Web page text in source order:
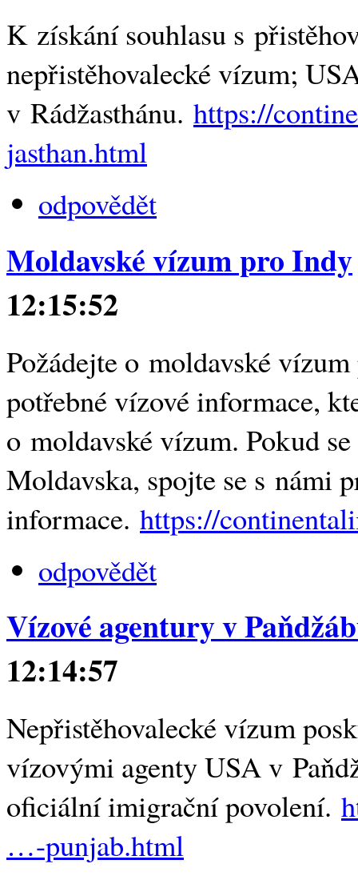
K získání souhlasu s
nepřistěhovalecké vízum;
v Rádžasthánu. https://
jasthan.html
odpovědět
Moldavské vízum pro Indy
12:15:52
Požádejte o moldavské
potřebné vízové ​​informace,
o moldavské vízum. Pokud
Moldavska, spojte se s námi
informace. https://
odpovědět
Vízové ​​agentury v
12:14:57
Nepřistěhovalecké vízum
vízovými agenty USA v
oficiální imigrační povolení.
…-punjab.html